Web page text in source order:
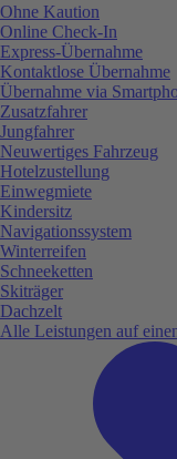
Ohne Kaution
Online Check-In
Express-Übernahme
Kontaktlose Übernahme
Übernahme via
Zusatzfahrer
Jungfahrer
Neuwertiges Fahrzeug
Hotelzustellung
Einwegmiete
Kindersitz
Navigationssystem
Winterreifen
Schneeketten
Skiträger
Dachzelt
Alle Leistungen auf